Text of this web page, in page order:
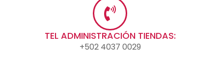
TEL ADMINISTRACIÓN TIENDAS:
+502 4037 0029